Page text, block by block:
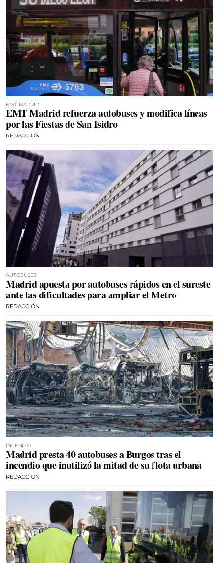
EMT MADRID
EMT Madrid refuerza autobuses y modifica líneas
por las Fiestas de San Isidro
REDACCIÓN
AUTOBUSES
Madrid apuesta por autobuses rápidos en el sureste
ante las dificultades para ampliar el Metro
REDACCIÓN
INCENDIO
Madrid presta 40 autobuses a Burgos tras el
incendio que inutilizó la mitad de su flota urbana
REDACCIÓN